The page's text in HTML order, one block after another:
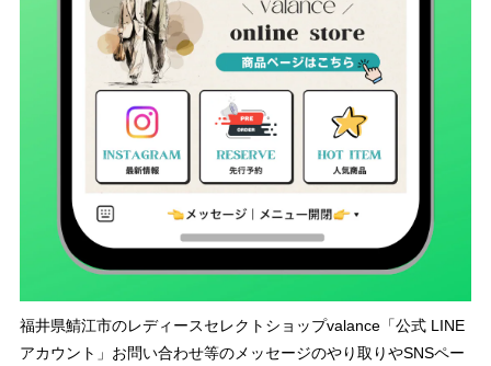
福井県鯖江市のレディースセレクトショップvalance「公式 LINE
アカウント」お問い合わせ等のメッセージのやり取りやSNSペー